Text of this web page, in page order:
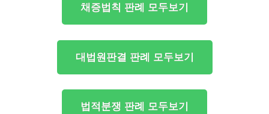
채증법칙 판례 모두보기
대법원판결 판례 모두보기
법적분쟁 판례 모두보기